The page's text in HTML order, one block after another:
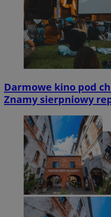
Darmowe kino pod
Znamy sierpniowy